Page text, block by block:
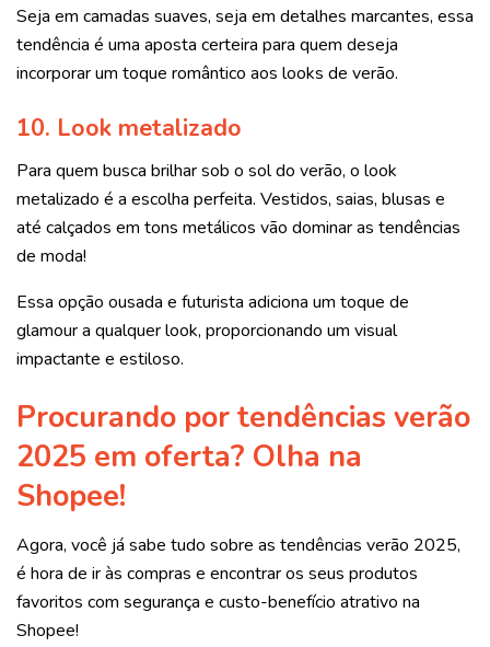
Seja em camadas suaves, seja em detalhes marcantes, essa
tendência é uma aposta certeira para quem deseja
incorporar um toque romântico aos looks de verão.
10. Look metalizado
Para quem busca brilhar sob o sol do verão, o look
metalizado é a escolha perfeita. Vestidos, saias, blusas e
até calçados em tons metálicos vão dominar as tendências
de moda!
Essa opção ousada e futurista adiciona um toque de
glamour a qualquer look, proporcionando um visual
impactante e estiloso.
Procurando por tendências verão
2025 em oferta? Olha na
Shopee!
Agora, você já sabe tudo sobre as tendências verão 2025,
é hora de ir às compras e encontrar os seus produtos
favoritos com segurança e custo-benefício atrativo na
Shopee!